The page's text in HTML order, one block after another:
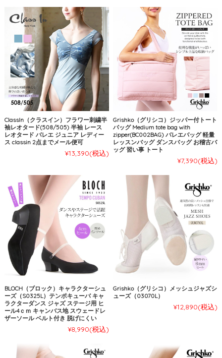
ClassIn（クラスイン）フラワー刺繍半
袖レオタード(508/505) 半袖 レース
レオタード バレエ ジュニア レディー
ス classin 2点までメール便可
¥13,390(税込)
Grishko（グリシコ）ジッパー付トート
バッグ Medium tote bag with
zipper(BC002BAG) バレエバッグ 軽量
レッスンバッグ ダンスバッグ お稽古バ
ッグ 習い事 トート
¥7,390(税込)
BLOCH（ブロック）キャラクターシュ
ーズ（S0325L）テンポキューバ キャ
ラクターダンス ジャズ ステージ用 ヒ
ール4ｃｍ キャンバス地 スウェードレ
ザーソール ベルト付き 脱げにくい
¥8,990(税込)
Grishko（グリシコ）メッシュジャズシ
ューズ（03070L）
¥12,890(税込)